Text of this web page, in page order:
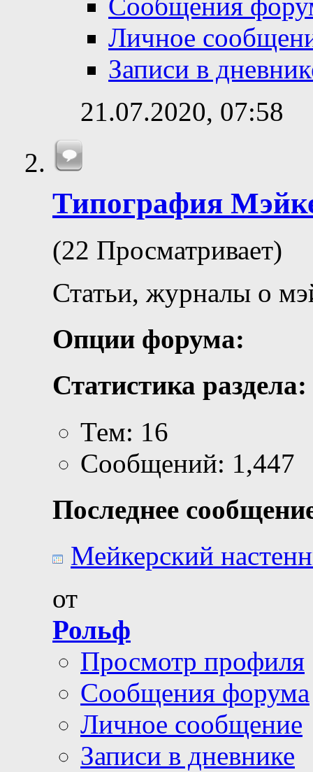
Личное
Записи в
21.07.2020, 07:58
Типография
(22 Просматривает)
Статьи, журналы о
Опции форума:
Статистика раздела:
Тем: 16
Сообщений: 1,447
Последнее
Мейкерский
от
Рольф
Просмотр профиля
Сообщения форума
Личное сообщение
Записи в дневнике